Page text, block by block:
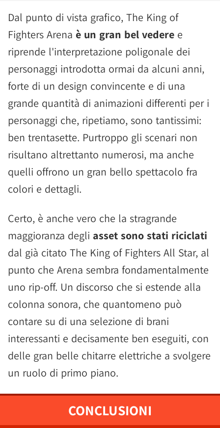
Dal punto di vista grafico, The King of
Fighters Arena è un gran bel vedere e
riprende l'interpretazione poligonale dei
personaggi introdotta ormai da alcuni anni,
forte di un design convincente e di una
grande quantità di animazioni differenti per i
personaggi che, ripetiamo, sono tantissimi:
ben trentasette. Purtroppo gli scenari non
risultano altrettanto numerosi, ma anche
quelli offrono un gran bello spettacolo fra
colori e dettagli.
Certo, è anche vero che la stragrande
maggioranza degli asset sono stati riciclati
dal già citato The King of Fighters All Star, al
punto che Arena sembra fondamentalmente
uno rip-off. Un discorso che si estende alla
colonna sonora, che quantomeno può
contare su di una selezione di brani
interessanti e decisamente ben eseguiti, con
delle gran belle chitarre elettriche a svolgere
un ruolo di primo piano.
CONCLUSIONI